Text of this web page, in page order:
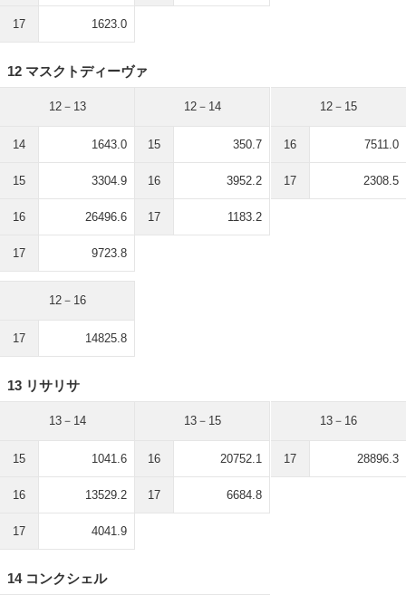
17 1623.0
12 マスクトディーヴァ
12－13
14 1643.0
15 3304.9
16 26496.6
17 9723.8
12－14
15 350.7
16 3952.2
17 1183.2
12－15
16 7511.0
17 2308.5
12－16
17 14825.8
13 リサリサ
13－14
15 1041.6
16 13529.2
17 4041.9
13－15
16 20752.1
17 6684.8
13－16
17 28896.3
14 コンクシェル